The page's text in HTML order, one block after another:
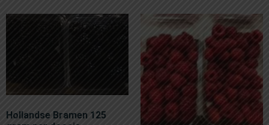
Hollandse Bramen 125